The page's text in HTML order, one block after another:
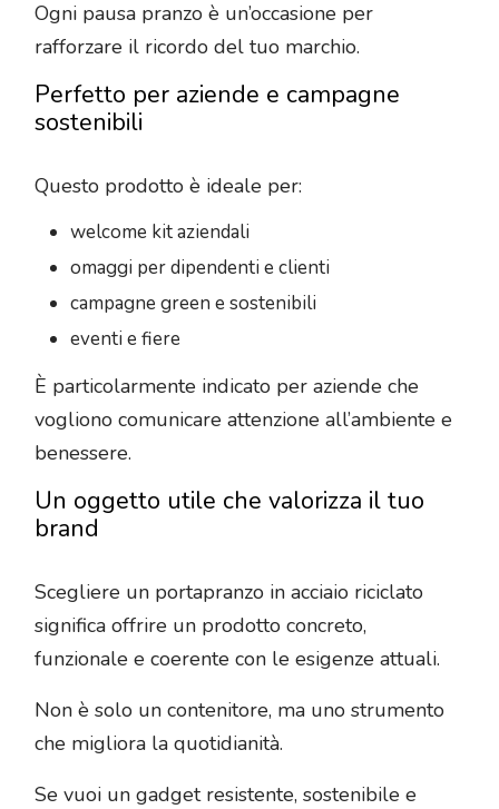
Ogni pausa pranzo è un’occasione per
rafforzare il ricordo del tuo marchio.
Perfetto per aziende e campagne
sostenibili
Questo prodotto è ideale per:
welcome kit aziendali
omaggi per dipendenti e clienti
campagne green e sostenibili
eventi e fiere
È particolarmente indicato per aziende che
vogliono comunicare attenzione all’ambiente e
benessere.
Un oggetto utile che valorizza il tuo
brand
Scegliere un portapranzo in acciaio riciclato
significa offrire un prodotto concreto,
funzionale e coerente con le esigenze attuali.
Non è solo un contenitore, ma uno strumento
che migliora la quotidianità.
Se vuoi un gadget resistente, sostenibile e